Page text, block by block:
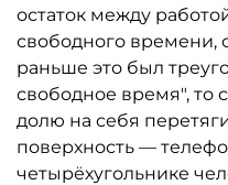
остаток между
свободного времени,
раньше это был
свободное время", то
долю на себя
поверхность —
четырёхугольнике